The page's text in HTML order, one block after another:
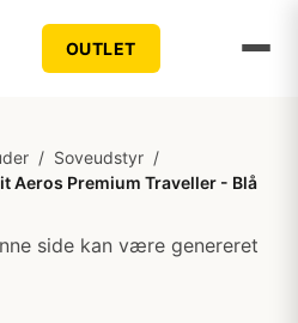
OUTLET
/ Soveudstyr /
Aeros Premium Traveller - Blå
side kan være genereret